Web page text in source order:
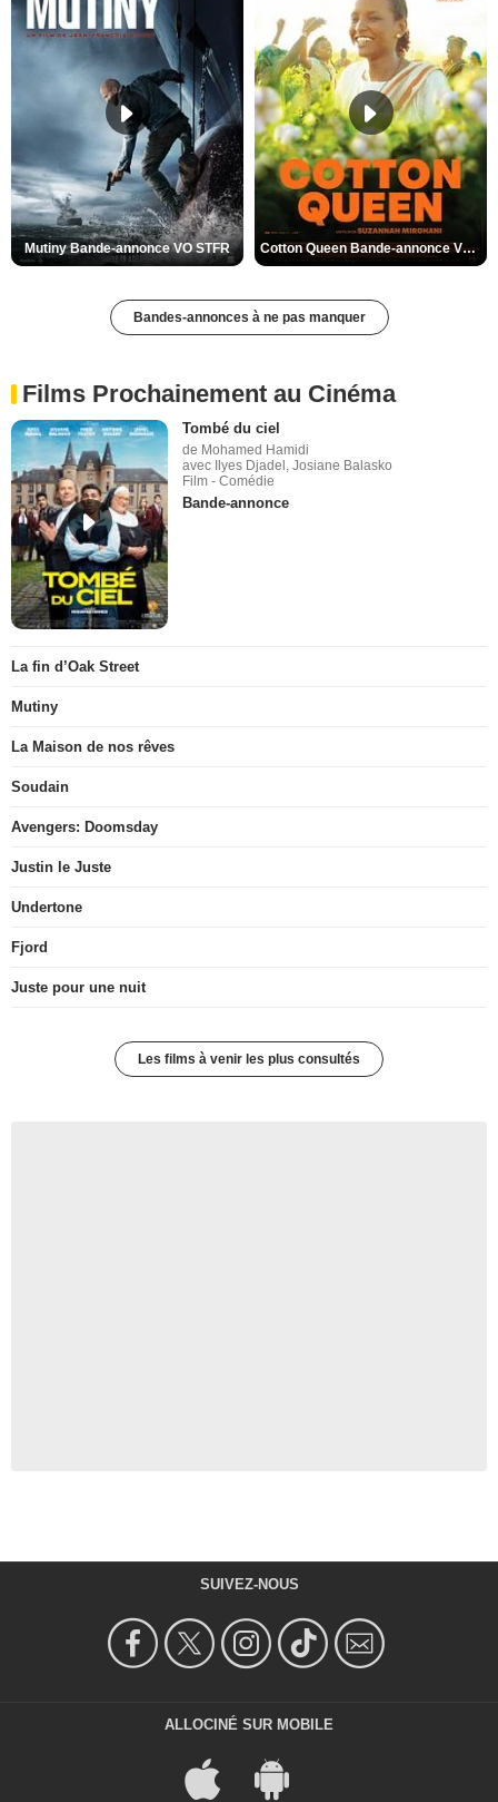
Mutiny Bande-annonce VO STFR Cotton Queen Bande-annonce VO STFR
Bandes-annonces à ne pas manquer
Films Prochainement au Cinéma
Tombé du ciel
de Mohamed Hamidi
avec Ilyes Djadel, Josiane Balasko
Film - Comédie
Bande-annonce
La fin d’Oak Street
Mutiny
La Maison de nos rêves
Soudain
Avengers: Doomsday
Justin le Juste
Undertone
Fjord
Juste pour une nuit
Les films à venir les plus consultés
SUIVEZ-NOUS
ALLOCINÉ SUR MOBILE